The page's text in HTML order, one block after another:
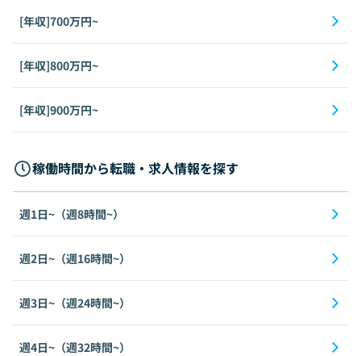
[年収]700万円~
[年収]800万円~
[年収]900万円~
稼働時間から転職・求人情報を探す
週1日~（週8時間~）
週2日~（週16時間~）
週3日~（週24時間~）
週4日~（週32時間~）